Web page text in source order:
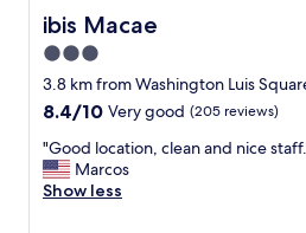
a
n
w
a
s
d
i
v
i
n
ibis Macae
ibis Macae
3.0
star
property
3.8 km from Washington Luis
8.4
of
10,
Very
8.4/10 Very good (205 reviews)
"
G
o
"Good location, clean and nice
Marcos
Show less